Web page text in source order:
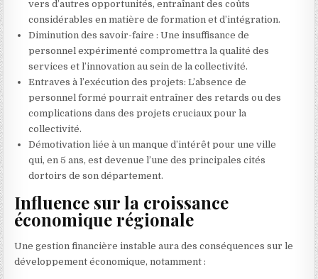
vers d’autres opportunités, entraînant des coûts
considérables en matière de formation et d’intégration.
Diminution des savoir-faire : Une insuffisance de
personnel expérimenté compromettra la qualité des
services et l’innovation au sein de la collectivité.
Entraves à l’exécution des projets: L’absence de
personnel formé pourrait entraîner des retards ou des
complications dans des projets cruciaux pour la
collectivité.
Démotivation liée à un manque d’intérêt pour une ville
qui, en 5 ans, est devenue l’une des principales cités
dortoirs de son département.
Influence sur la croissance
économique régionale
Une gestion financière instable aura des conséquences sur le
développement économique, notamment :